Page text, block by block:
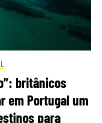
britânicos
em Portugal um
para